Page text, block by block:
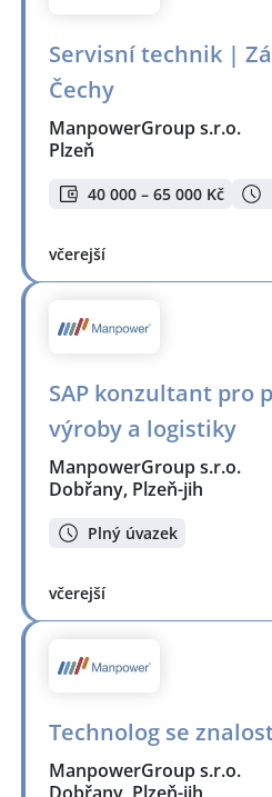
Servisní technik |
Čechy
ManpowerGroup s.r.o.
Plzeň
40 000 – 65 000 Kč
včerejší
SAP konzultant pro
výroby a logistiky
ManpowerGroup s.r.o.
Dobřany, Plzeň-jih
Plný úvazek
včerejší
Technolog se
ManpowerGroup s.r.o.